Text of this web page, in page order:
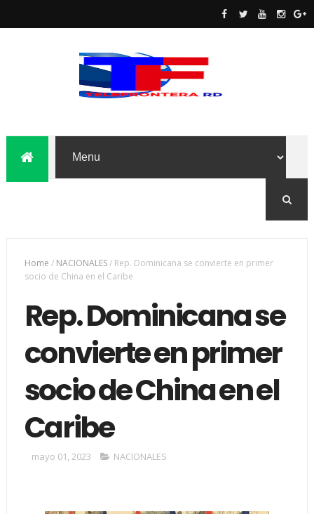
Home / NACIONALES/ Rep. Dominicana se convierte en primer
socio de China en el Caribe
Rep. Dominicana se
convierte en primer
socio de China en el
Caribe
mayo 01, 2023 NACIONALES